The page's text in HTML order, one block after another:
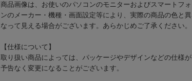
商品画像は、お使いのパソコンのモニターおよびスマートフォ
ンのメーカー・機種・画面設定等により、実際の商品の色と異
なって見える場合がございます。あらかじめご了承ください。
【仕様について】
取り扱い商品によっては、パッケージやデザインなどの仕様が
予告なく変更になることがございます。